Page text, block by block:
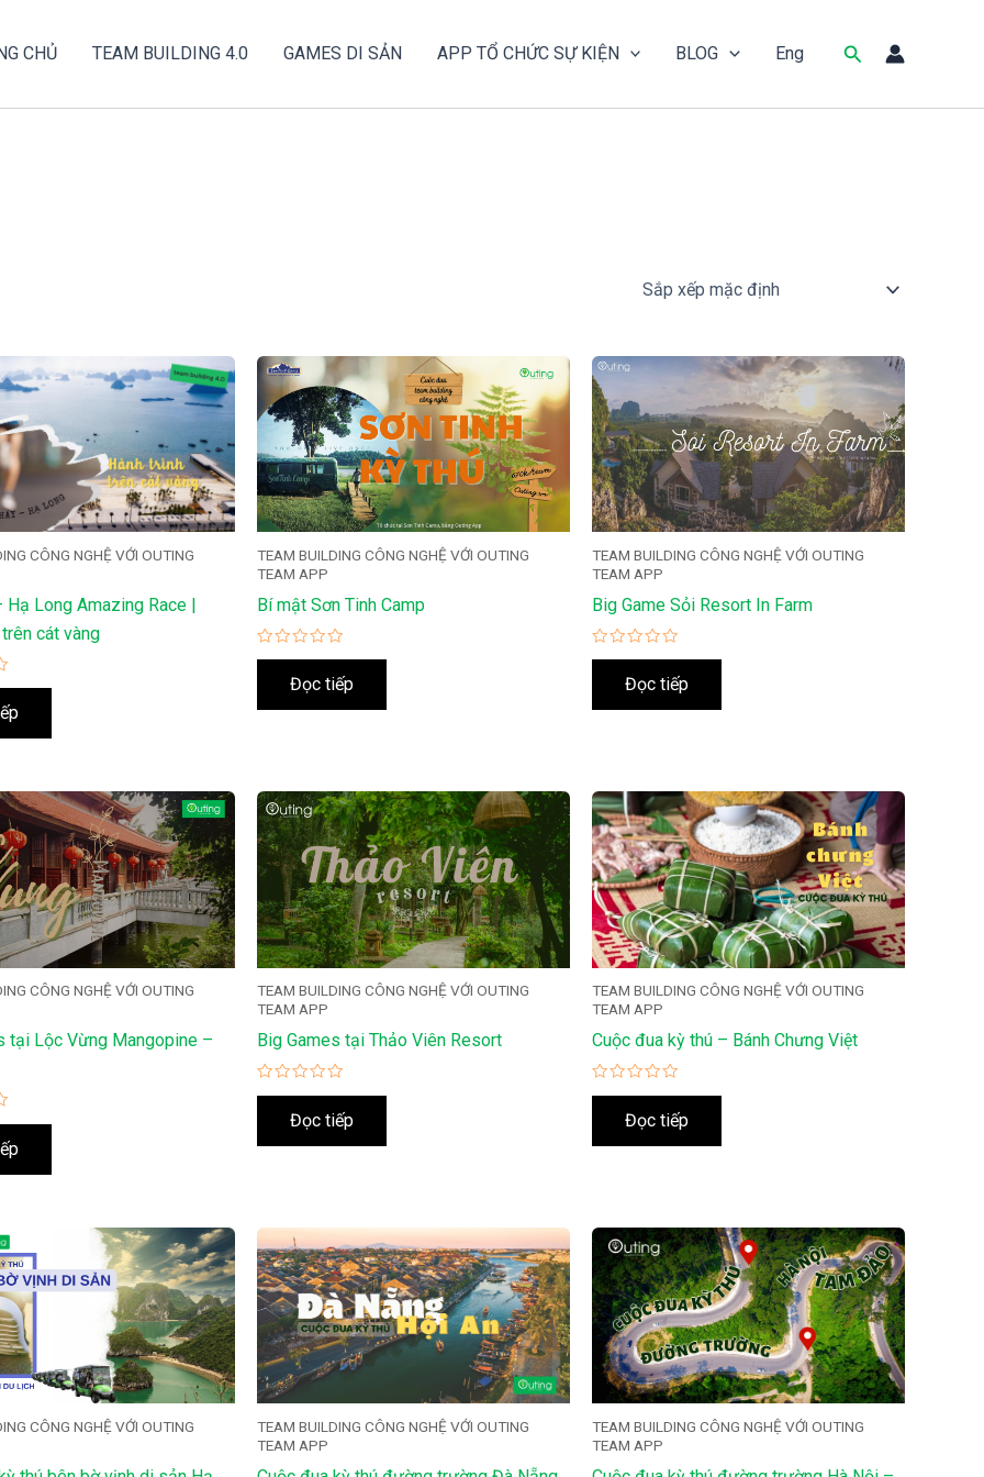
CHỦ TEAM BUILDING 4.0 GAMES DI SẢN APP TỔ CHỨC SỰ KIỆN BLOG Eng
Tìm
CÔNG NGHỆ VỚI OUTING
Hạ Long Amazing Race |
cát vàng
TEAM BUILDING CÔNG NGHỆ VỚI OUTING
TEAM APP
Bí mật Sơn Tinh Camp
Được
hạng
5
Đọc tiếp
TEAM BUILDING CÔNG NGHỆ VỚI OUTING
TEAM APP
Big Game Sỏi Resort In Farm
Được
hạng
5
Đọc tiếp
CÔNG NGHỆ VỚI OUTING
tại Lộc Vừng Mangopine –
TEAM BUILDING CÔNG NGHỆ VỚI OUTING
TEAM APP
Big Games tại Thảo Viên Resort
Được
hạng
5
Đọc tiếp
TEAM BUILDING CÔNG NGHỆ VỚI OUTING
TEAM APP
Cuộc đua kỳ thú – Bánh Chưng Việt
Được
hạng
5
Đọc tiếp
CÔNG NGHỆ VỚI OUTING
TEAM BUILDING CÔNG NGHỆ VỚI OUTING
TEAM APP
TEAM BUILDING CÔNG NGHỆ VỚI OUTING
TEAM APP